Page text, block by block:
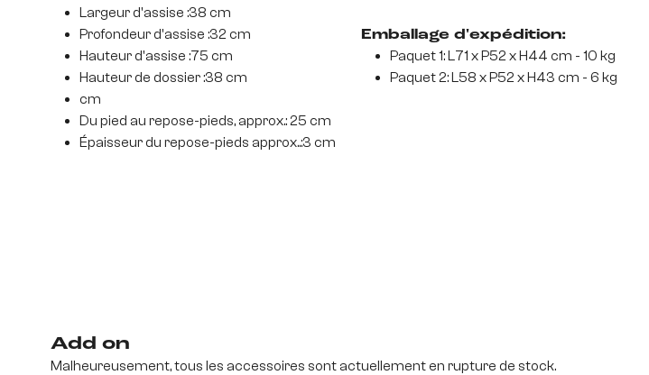
Largeur d'assise :38 cm
Profondeur d'assise :32 cm
Hauteur d'assise :75 cm
Hauteur de dossier :38 cm
cm
Du pied au repose-pieds, approx.: 25 cm
Épaisseur du repose-pieds approx..:3 cm
Emballage d'expédition:
Paquet 1: L71 x P52 x H44 cm - 10 kg
Paquet 2: L58 x P52 x H43 cm - 6 kg
Add on
Malheureusement, tous les accessoires sont actuellement en rupture de stock.